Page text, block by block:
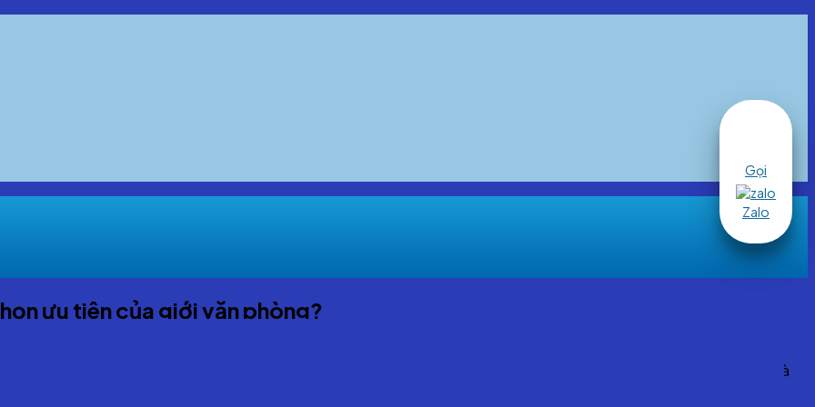
ưu tiên của giới văn phòng?
của giới văn phòng nhờ những lợi ích vượt trội mà nó mang lại cho sức khỏe và năng suất làm việc. Trong bối cảnh
màn hình máy tính và trong tư thế ít vận động, thì việc đầu tư một chiếc ghế công thái học đúng nghĩa không còn là
sức khỏe lâu dài.
Gọi
Zalo